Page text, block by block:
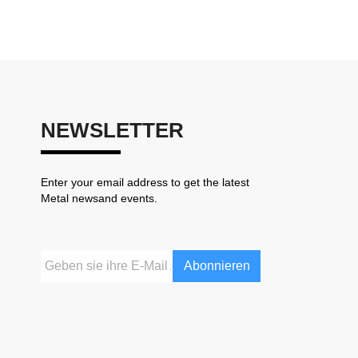
NEWSLETTER
Enter your email address to get the latest
Metal newsand events.
Abonnieren